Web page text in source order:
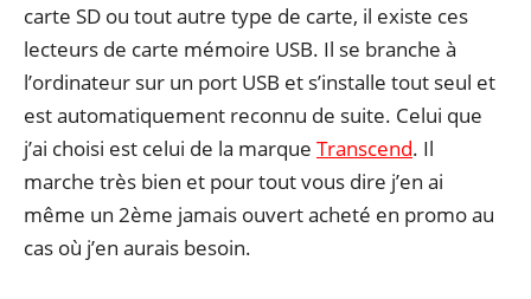
carte SD ou tout autre type de carte, il existe ces
lecteurs de carte mémoire USB. Il se branche à
l’ordinateur sur un port USB et s’installe tout seul et
est automatiquement reconnu de suite. Celui que
j’ai choisi est celui de la marque Transcend. Il
marche très bien et pour tout vous dire j’en ai
même un 2ème jamais ouvert acheté en promo au
cas où j’en aurais besoin.